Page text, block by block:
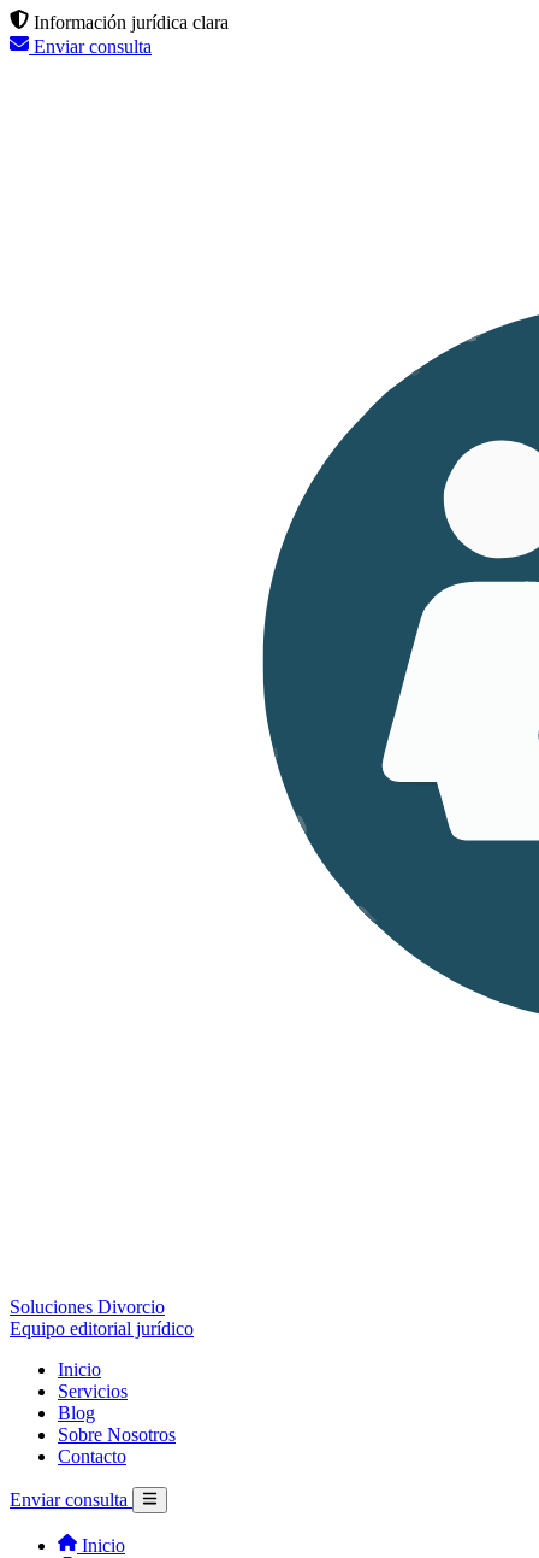
Información jurídica clara
Enviar consulta
Soluciones Divorcio
Equipo editorial jurídico
Inicio
Servicios
Blog
Sobre Nosotros
Contacto
Enviar consulta
Inicio